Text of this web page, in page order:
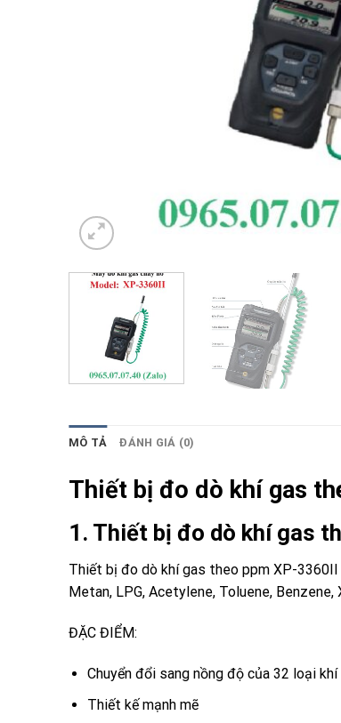
MÔ TẢ ĐÁNH GIÁ (0)
Thiết bị đo dò khí gas
1. Thiết bị đo dò khí gas
Thiết bị đo dò khí gas theo ppm XP-
Metan, LPG, Acetylene, Toluene,
ĐẶC ĐIỂM:
Chuyển đổi sang nồng độ của 32 loại khí
Thiết kế mạnh mẽ